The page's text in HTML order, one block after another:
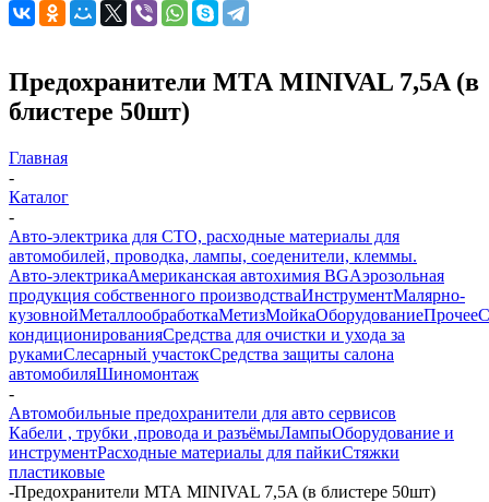
Предохранители МТА MINIVAL 7,5A (в
блистере 50шт)
Главная
-
Каталог
-
Авто-электрика для СТО, расходные материалы для
автомобилей, проводка, лампы, соеденители, клеммы.
Авто-электрикаАмериканская автохимия BGАэрозольная
продукция собственного производстваИнструментМалярно-
кузовнойМеталлообработкаМетизМойкаОборудованиеПрочее
кондиционированияСредства для очистки и ухода за
рукамиСлесарный участокСредства защиты салона
автомобиляШиномонтаж
-
Автомобильные предохранители для авто сервисов
Кабели , трубки ,провода и разъёмыЛампыОборудование и
инструментРасходные материалы для пайкиСтяжки
пластиковые
-Предохранители МТА MINIVAL 7,5A (в блистере 50шт)